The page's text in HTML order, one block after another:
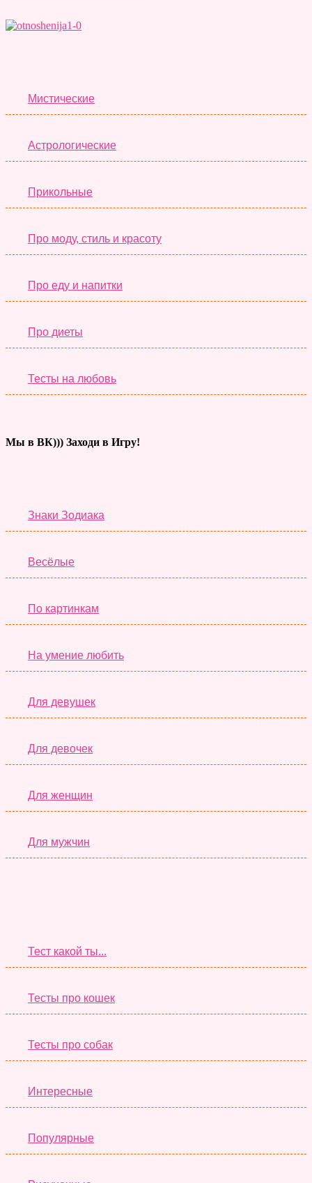
Мистические
Астрологические
Прикольные
Про моду, стиль и красоту
Про еду и напитки
Про диеты
Тесты на любовь
Мы в ВК))) Заходи в Игру!
Знаки Зодиака
Весёлые
По картинкам
На умение любить
Для девушек
Для девочек
Для женщин
Для мужчин
Тест какой ты...
Тесты про кошек
Тесты про собак
Интересные
Популярные